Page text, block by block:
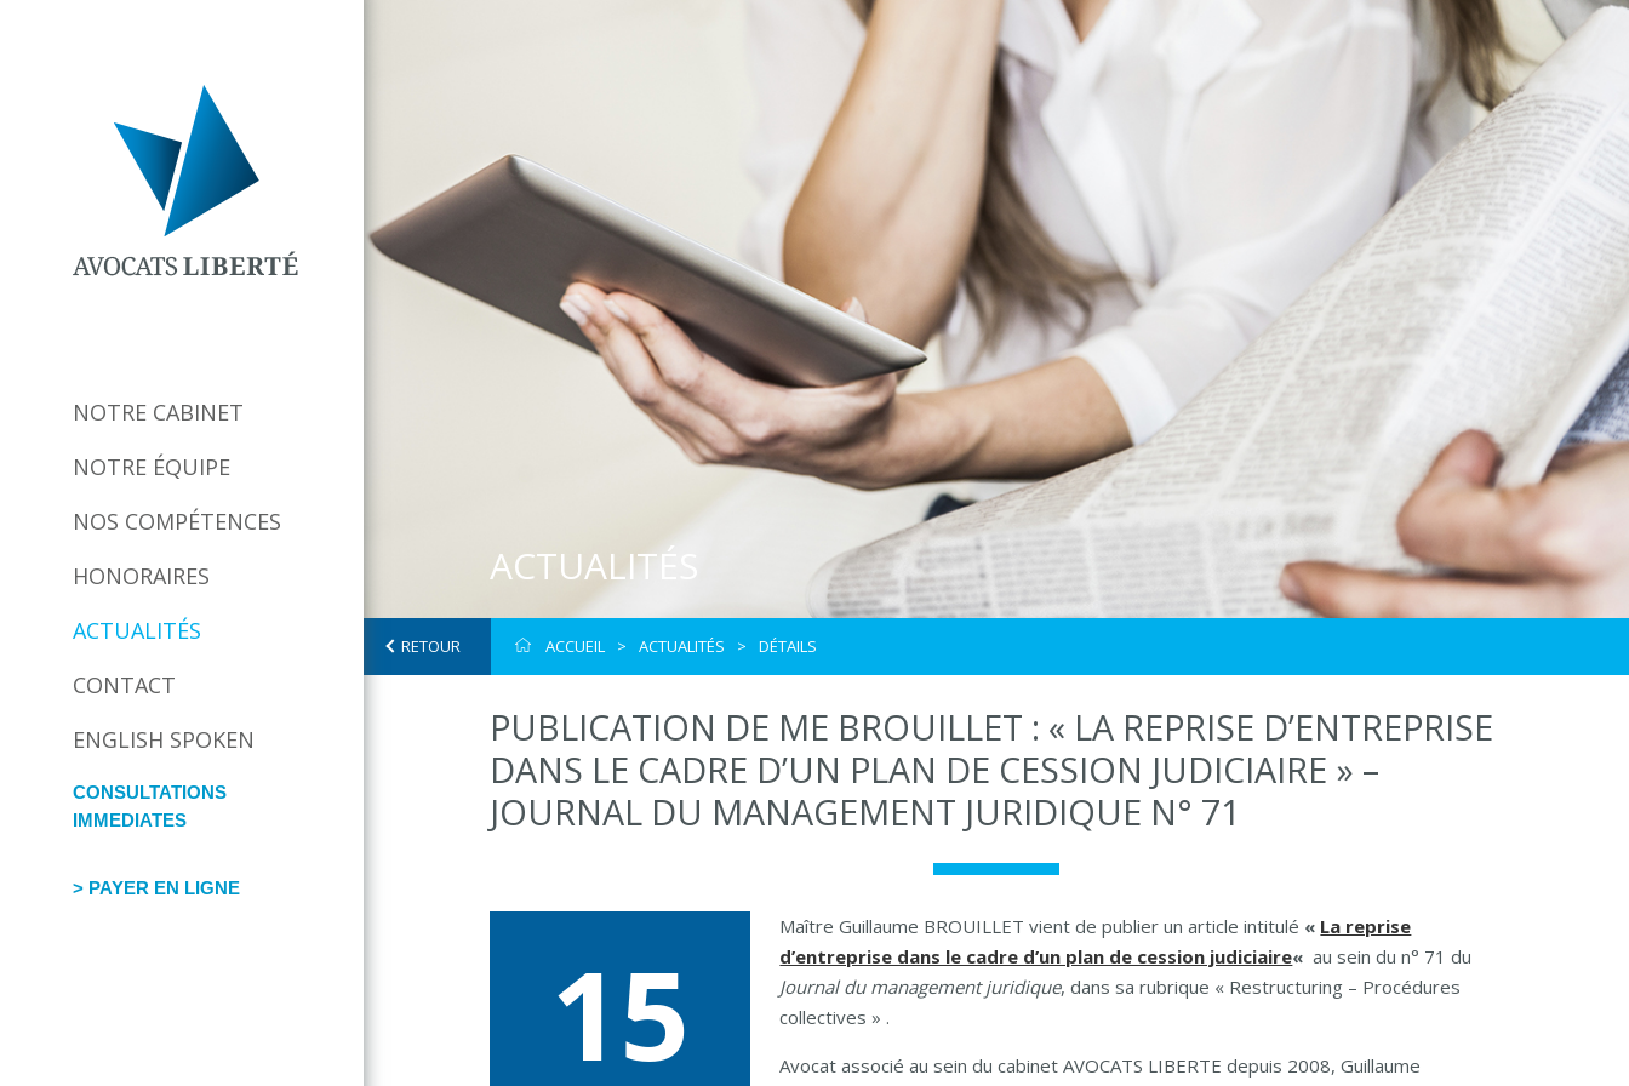
NOTRE CABINET
NOTRE ÉQUIPE
NOS COMPÉTENCES
HONORAIRES
ACTUALITÉS
CONTACT
ENGLISH SPOKEN
CONSULTATIONS
IMMEDIATES
> PAYER EN LIGNE
ACTUALITÉS
RETOUR ACCUEIL ACTUALITÉS DÉTAILS
PUBLICATION DE ME BROUILLET : « LA REPRISE D’ENTREPRISE
DANS LE CADRE D’UN PLAN DE CESSION JUDICIAIRE » –
JOURNAL DU MANAGEMENT JURIDIQUE N° 71
15
Maître Guillaume BROUILLET vient de publier un article intitulé « La reprise
d’entreprise dans le cadre d’un plan de cession judiciaire« au sein du n° 71 du
Journal du management juridique, dans sa rubrique « Restructuring – Procédures
collectives » .
Avocat associé au sein du cabinet AVOCATS LIBERTE depuis 2008, Guillaume